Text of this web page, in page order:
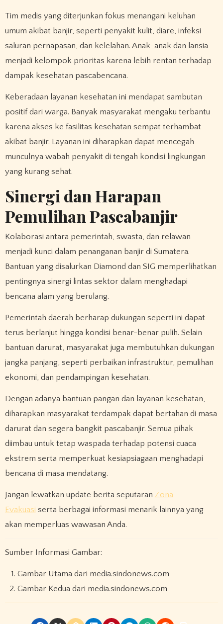
Tim medis yang diterjunkan fokus menangani keluhan
umum akibat banjir, seperti penyakit kulit, diare, infeksi
saluran pernapasan, dan kelelahan. Anak-anak dan lansia
menjadi kelompok prioritas karena lebih rentan terhadap
dampak kesehatan pascabencana.
Keberadaan layanan kesehatan ini mendapat sambutan
positif dari warga. Banyak masyarakat mengaku terbantu
karena akses ke fasilitas kesehatan sempat terhambat
akibat banjir. Layanan ini diharapkan dapat mencegah
munculnya wabah penyakit di tengah kondisi lingkungan
yang kurang sehat.
Sinergi dan Harapan
Pemulihan Pascabanjir
Kolaborasi antara pemerintah, swasta, dan relawan
menjadi kunci dalam penanganan banjir di Sumatera.
Bantuan yang disalurkan Diamond dan SIG memperlihatkan
pentingnya sinergi lintas sektor dalam menghadapi
bencana alam yang berulang.
Pemerintah daerah berharap dukungan seperti ini dapat
terus berlanjut hingga kondisi benar-benar pulih. Selain
bantuan darurat, masyarakat juga membutuhkan dukungan
jangka panjang, seperti perbaikan infrastruktur, pemulihan
ekonomi, dan pendampingan kesehatan.
Dengan adanya bantuan pangan dan layanan kesehatan,
diharapkan masyarakat terdampak dapat bertahan di masa
darurat dan segera bangkit pascabanjir. Semua pihak
diimbau untuk tetap waspada terhadap potensi cuaca
ekstrem serta memperkuat kesiapsiagaan menghadapi
bencana di masa mendatang.
Jangan lewatkan update berita seputaran Zona
Evakuasi serta berbagai informasi menarik lainnya yang
akan memperluas wawasan Anda.
Sumber Informasi Gambar:
Gambar Utama dari media.sindonews.com
Gambar Kedua dari media.sindonews.com